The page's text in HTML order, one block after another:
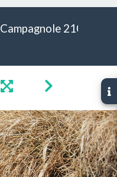
Campagnole 2102 BG Bales 06